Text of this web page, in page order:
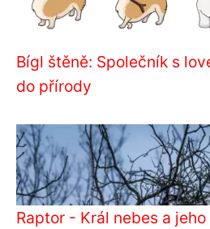
Bígl štěně: Společník s
do přírody
Raptor - Král nebes a